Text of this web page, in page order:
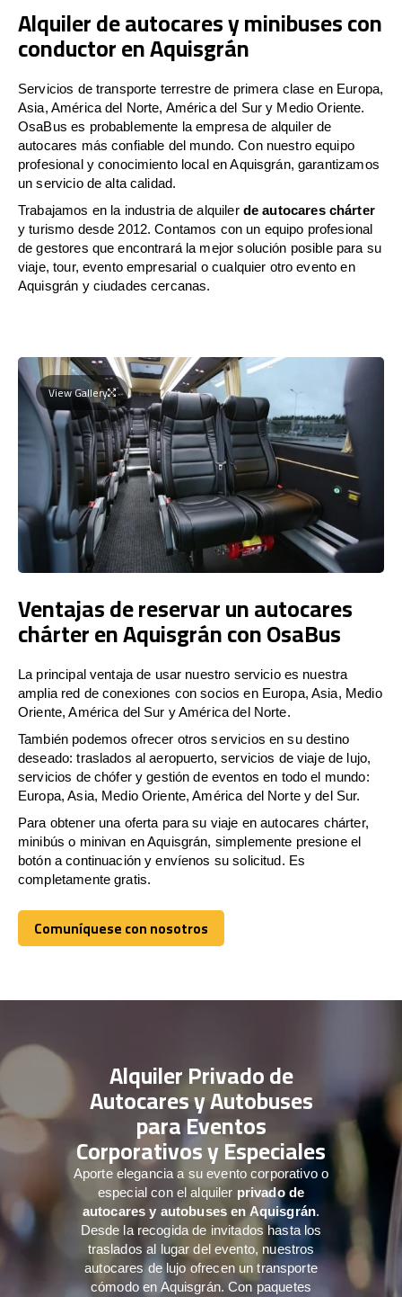
Alquiler de autocares y minibuses con
conductor en Aquisgrán
Servicios de transporte terrestre de primera clase en Europa,
Asia, América del Norte, América del Sur y Medio Oriente.
OsaBus es probablemente la empresa de alquiler de
autocares más confiable del mundo. Con nuestro equipo
profesional y conocimiento local en Aquisgrán, garantizamos
un servicio de alta calidad.
Trabajamos en la industria de alquiler de autocares chárter
y turismo desde 2012. Contamos con un equipo profesional
de gestores que encontrará la mejor solución posible para su
viaje, tour, evento empresarial o cualquier otro evento en
Aquisgrán y ciudades cercanas.
View Gallery
Ventajas de reservar un autocares
chárter en Aquisgrán con OsaBus
La principal ventaja de usar nuestro servicio es nuestra
amplia red de conexiones con socios en Europa, Asia, Medio
Oriente, América del Sur y América del Norte.
También podemos ofrecer otros servicios en su destino
deseado: traslados al aeropuerto, servicios de viaje de lujo,
servicios de chófer y gestión de eventos en todo el mundo:
Europa, Asia, Medio Oriente, América del Norte y del Sur.
Para obtener una oferta para su viaje en autocares chárter,
minibús o minivan en Aquisgrán, simplemente presione el
botón a continuación y envíenos su solicitud. Es
completamente gratis.
Comuníquese con nosotros
Comuníquese con nosotros
Alquiler Privado de
Autocares y Autobuses
para Eventos
Corporativos y Especiales
Aporte elegancia a su evento corporativo o
especial con el alquiler privado de
autocares y autobuses en Aquisgrán.
Desde la recogida de invitados hasta los
traslados al lugar del evento, nuestros
autocares de lujo ofrecen un transporte
cómodo en Aquisgrán. Con paquetes